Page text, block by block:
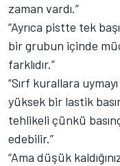
zaman vardı.”
“Ayrıca pistte tek
bir grubun içinde
farklıdır.”
“Sırf kurallara
yüksek bir lastik
tehlikeli çünkü
edebilir.”
“Ama düşük